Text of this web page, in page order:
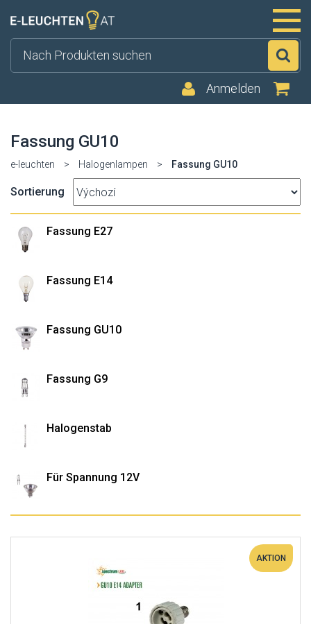
Anmelden
Fassung GU10
e-leuchten > Halogenlampen > Fassung GU10
Sortierung
Fassung E27
Fassung E14
Fassung GU10
Fassung G9
Halogenstab
Für Spannung 12V
AKTION